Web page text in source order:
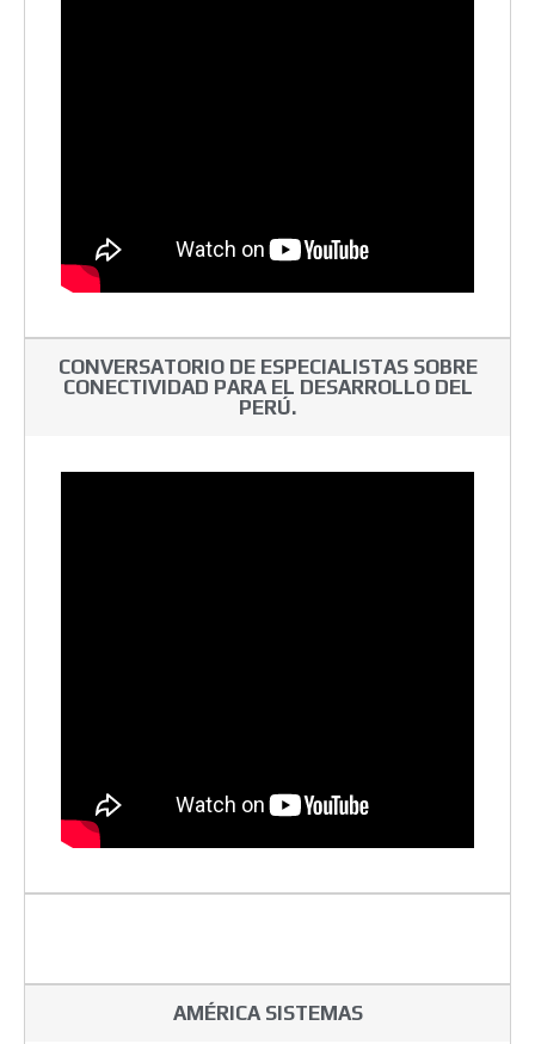
CONVERSATORIO DE ESPECIALISTAS SOBRE
CONECTIVIDAD PARA EL DESARROLLO DEL
PERÚ.
AMÉRICA SISTEMAS